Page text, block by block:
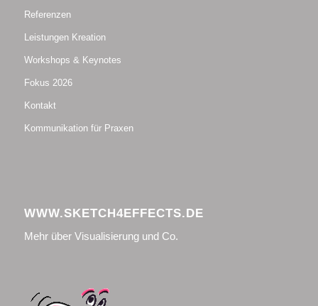
Referenzen
Leistungen Kreation
Workshops & Keynotes
Fokus 2026
Kontakt
Kommunikation für Praxen
WWW.SKETCH4EFFECTS.DE
Mehr über Visualisierung und Co.